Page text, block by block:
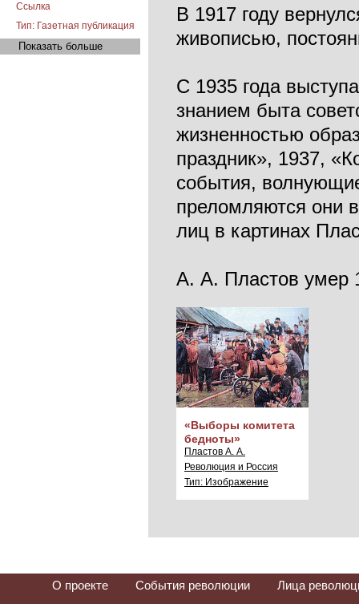
Ссылка
Тип: Газетная публикация
Показать больше
В 1917 году
живописью,
С 1935 года
знанием быта
жизненностью
праздник», 1937,
события,
преломляются они
лиц в картинах
А. А. Пластов умер
«Выборы комитета
бедноты»
Пластов А. А.
Революция и Россия
Тип: Изображение
О проекте События революции
Лица